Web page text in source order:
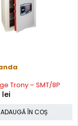
Trony – SMT/8P
lei
ADAUGĂ ÎN COȘ